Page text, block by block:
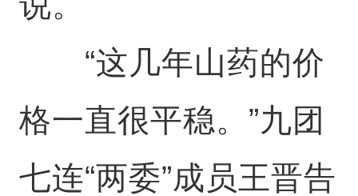
“这几年山药的价
格一直很平稳。”九团
七连“两委”成员王晋告